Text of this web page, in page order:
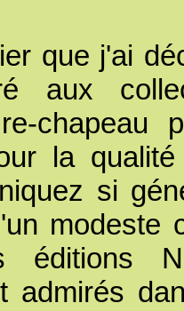
que j'ai
aux
chapeau
la
si
modeste
éditions
admirés